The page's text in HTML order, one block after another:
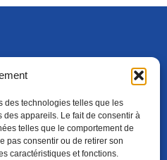
des technologies telles que les
appareils. Le fait de consentir à
telles que le comportement de
pas consentir ou de retirer son
caractéristiques et fonctions.
(NOUVELLE FENÊTRE)
ADHÉRER